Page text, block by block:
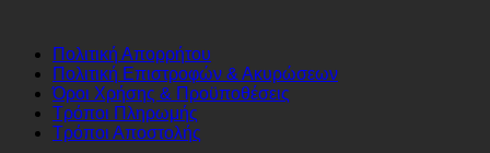
Πολιτική Απορρήτου
Πολιτική Επιστροφών & Ακυρώσεων
Όροι Χρήσης & Προϋποθέσεις
Τρόποι Πληρωμής
Τρόποι Αποστολής